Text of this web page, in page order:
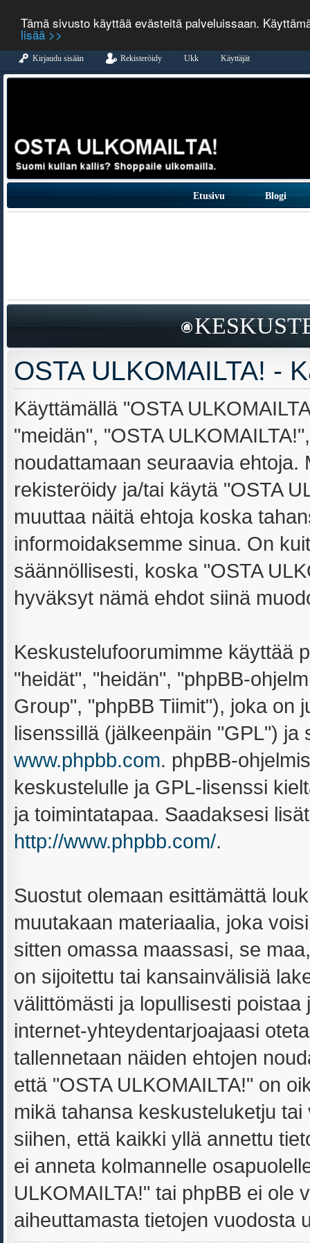
Tämä sivusto käyttää evästeitä palveluissaan.
lisää >>
Kirjaudu sisään Rekisteröidy Ukk Käyttäjät
Etusivu Blogi
OSTA ULKOMAILTA! -
Käyttämällä "OSTA
"meidän", "OSTA
noudattamaan seuraavia
rekisteröidy ja/tai käytä "OSTA
muuttaa näitä ehtoja koska
informoidaksemme sinua. On
säännöllisesti, koska "OSTA
hyväksyt nämä ehdot siinä
Keskustelufoorumimme käyttää
"heidät", "heidän", "phpBB-
Group", "phpBB Tiimit"), joka on
lisenssillä (jälkeenpäin "GPL")
www.phpbb.com. phpBB-
keskustelulle ja GPL-lisenssi
ja toimintatapaa. Saadaksesi
http://www.phpbb.com/.
Suostut olemaan esittämättä
muutakaan materiaalia, joka
sitten omassa maassasi, se
on sijoitettu tai kansainvälisiä
välittömästi ja lopullisesti
internet-yhteydentarjoajaasi
tallennetaan näiden ehtojen
että "OSTA ULKOMAILTA!" on
mikä tahansa keskusteluketju
siihen, että kaikki yllä annettu
ei anneta kolmannelle
ULKOMAILTA!" tai phpBB ei ole
aiheuttamasta tietojen vuodosta